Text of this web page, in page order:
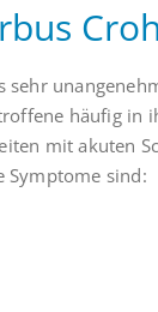
häufig in
mit akuten
Symptome sind: